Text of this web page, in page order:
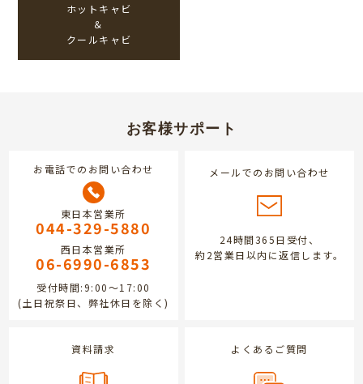
ホットキャビ
＆
クールキャビ
お客様サポート
お電話でのお問い合わせ
東日本営業所
044-329-5880
西日本営業所
06-6990-6853
受付時間:9:00～17:00
(土日祝祭日、弊社休日を除く)
メールでのお問い合わせ
24時間365日受付、
約2営業日以内に返信します。
資料請求 よくあるご質問